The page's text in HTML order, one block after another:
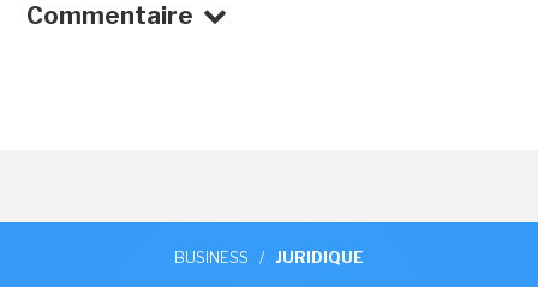
Commentaire
BUSINESS / JURIDIQUE